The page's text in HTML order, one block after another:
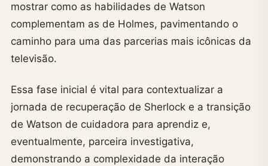
mostrar como as habilidades de Watson
complementam as de Holmes, pavimentando o
caminho para uma das parcerias mais icônicas da
televisão.
Essa fase inicial é vital para contextualizar a
jornada de recuperação de Sherlock e a transição
de Watson de cuidadora para aprendiz e,
eventualmente, parceira investigativa,
demonstrando a complexidade da interação